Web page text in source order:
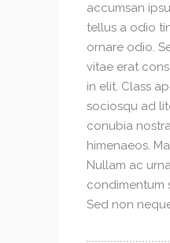
accumsan
tellus a odio
ornare odio.
vitae erat
in elit. Class
sociosqu ad
conubia
himenaeos.
Nullam ac
condimentum
Sed non